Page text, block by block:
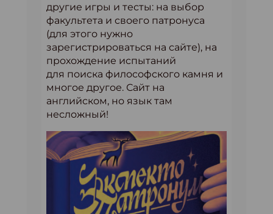
другие игры и тесты: на выбор
факультета и своего патронуса
(для этого нужно
зарегистрироваться на сайте), на
прохождение испытаний
для поиска философского камня и
многое другое. Сайт на
английском, но язык там
несложный!